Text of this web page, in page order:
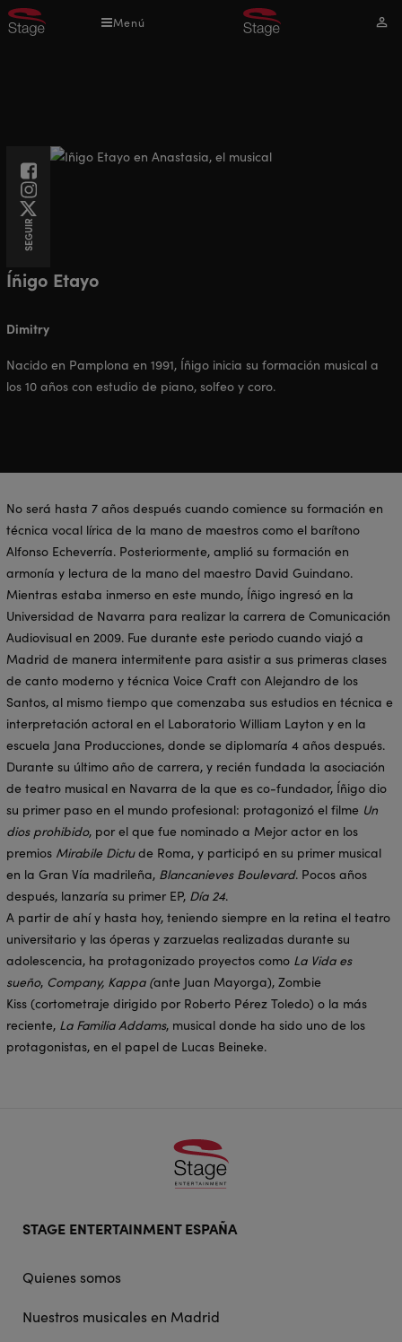
Pasar
al
Menú
Mi
SEGUIR
Facebook
Instagram
Twitter
Íñigo Etayo
Dimitry
Nacido en Pamplona en 1991, Íñigo inicia su formación musical a
los 10 años con estudio de piano, solfeo y coro.
No será hasta 7 años después cuando comience su formación en
técnica vocal lírica de la mano de maestros como el barítono
Alfonso Echeverría. Posteriormente, amplió su formación en
armonía y lectura de la mano del maestro David Guindano.
Mientras estaba inmerso en este mundo, Íñigo ingresó en la
Universidad de Navarra para realizar la carrera de Comunicación
Audiovisual en 2009. Fue durante este periodo cuando viajó a
Madrid de manera intermitente para asistir a sus primeras clases
de canto moderno y técnica Voice Craft con Alejandro de los
Santos, al mismo tiempo que comenzaba sus estudios en técnica e
interpretación actoral en el Laboratorio William Layton y en la
escuela Jana Producciones, donde se diplomaría 4 años después.
Durante su último año de carrera, y recién fundada la asociación
de teatro musical en Navarra de la que es co-fundador, Íñigo dio
su primer paso en el mundo profesional: protagonizó el filme Un
dios prohibido, por el que fue nominado a Mejor actor en los
premios Mirabile Dictude Roma, y participó en su primer musical
en la Gran Vía madrileña, Blancanieves Boulevard. Pocos años
después, lanzaría su primer EP, Día 24.
A partir de ahí y hasta hoy, teniendo siempre en la retina el teatro
universitario y las óperas y zarzuelas realizadas durante su
adolescencia, ha protagonizado proyectos como La Vida es
sueño, Company, Kappa (ante Juan Mayorga), Zombie
Kiss (cortometraje dirigido por Roberto Pérez Toledo) o la más
reciente, La Familia Addams, musical donde ha sido uno de los
protagonistas, en el papel de Lucas Beineke.
STAGE ENTERTAINMENT ESPAÑA
Quienes somos
Nuestros musicales en Madrid